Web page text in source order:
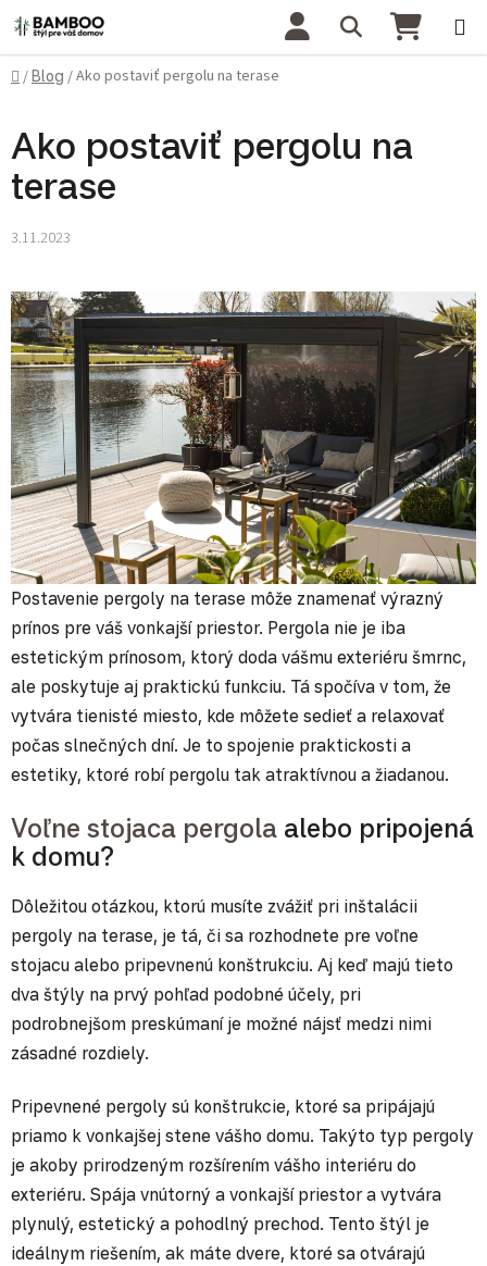
Prejsť na obsah Hľadať
Domov
/Blog /Ako postaviť pergolu na terase
Ako postaviť pergolu na
terase
3.11.2023
Postavenie pergoly na terase môže znamenať výrazný
prínos pre váš vonkajší priestor. Pergola nie je iba
estetickým prínosom, ktorý doda vášmu exteriéru šmrnc,
ale poskytuje aj praktickú funkciu. Tá spočíva v tom, že
vytvára tienisté miesto, kde môžete sedieť a relaxovať
počas slnečných dní. Je to spojenie praktickosti a
estetiky, ktoré robí pergolu tak atraktívnou a žiadanou.
Voľne stojaca pergola alebo pripojená
k domu?
Dôležitou otázkou, ktorú musíte zvážiť pri inštalácii
pergoly na terase, je tá, či sa rozhodnete pre voľne
stojacu alebo pripevnenú konštrukciu. Aj keď majú tieto
dva štýly na prvý pohľad podobné účely, pri
podrobnejšom preskúmaní je možné nájsť medzi nimi
zásadné rozdiely.
Pripevnené pergoly sú konštrukcie, ktoré sa pripájajú
priamo k vonkajšej stene vášho domu. Takýto typ pergoly
je akoby prirodzeným rozšírením vášho interiéru do
exteriéru. Spája vnútorný a vonkajší priestor a vytvára
plynulý, estetický a pohodlný prechod. Tento štýl je
ideálnym riešením, ak máte dvere, ktoré sa otvárajú